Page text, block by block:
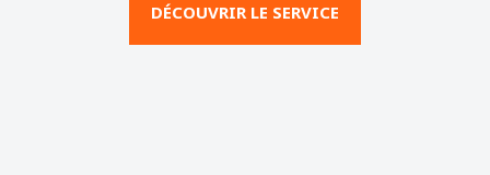
DÉCOUVRIR LE SERVICE